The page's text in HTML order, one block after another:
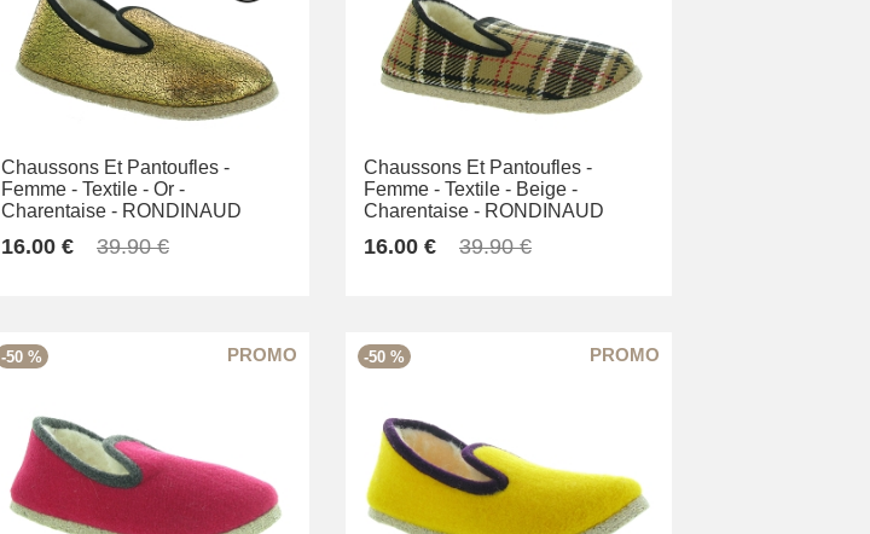
Chaussons Et Pantoufles -
Femme - Textile - Or -
Charentaise - RONDINAUD
16.00 € 39.90 €
Chaussons Et Pantoufles -
Femme - Textile - Beige -
Charentaise - RONDINAUD
16.00 € 39.90 €
-50 % -50 %